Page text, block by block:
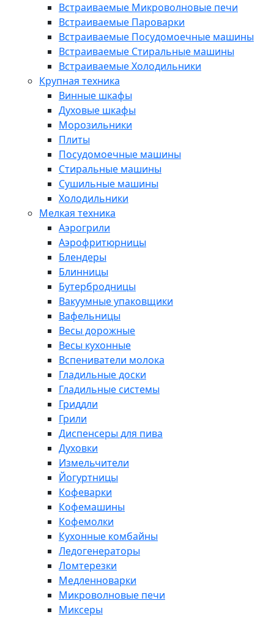
Встраиваемые Микроволновые печи
Встраиваемые Пароварки
Встраиваемые Посудомоечные машины
Встраиваемые Стиральные машины
Встраиваемые Холодильники
Крупная техника
Винные шкафы
Духовые шкафы
Морозильники
Плиты
Посудомоечные машины
Стиральные машины
Сушильные машины
Холодильники
Мелкая техника
Аэрогрили
Аэрофритюрницы
Блендеры
Блинницы
Бутербродницы
Вакуумные упаковщики
Вафельницы
Весы дорожные
Весы кухонные
Вспениватели молока
Гладильные доски
Гладильные системы
Гриддли
Грили
Диспенсеры для пива
Духовки
Измельчители
Йогуртницы
Кофеварки
Кофемашины
Кофемолки
Кухонные комбайны
Ледогенераторы
Ломтерезки
Медленноварки
Микроволновые печи
Миксеры